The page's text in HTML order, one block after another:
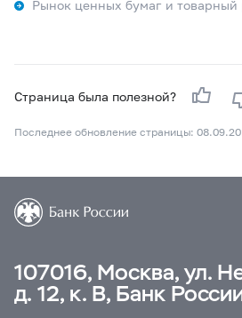
Рынок ценных бумаг и товарный
Страница была полезной?
Последнее обновление страницы:
107016, Москва, ул.
д. 12, к. В, Банк